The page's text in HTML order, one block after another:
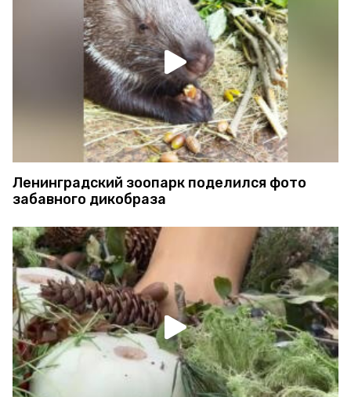
Ленинградский зоопарк поделился фото
забавного дикобраза